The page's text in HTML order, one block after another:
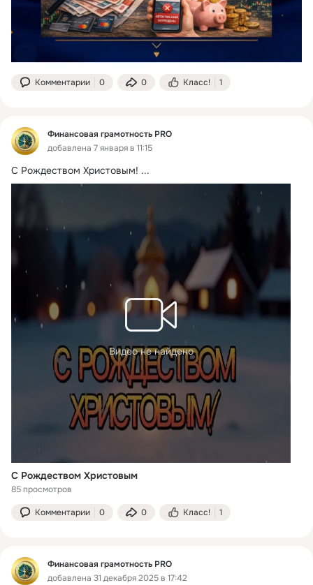
Комментарии 0 0 Класс! 1
Финансовая грамотность PRO
добавлена 7 января в 11:15
С Рождеством Христовым! ...
Видео не найдено
С Рождеством Христовым
85 просмотров
Комментарии 0 0 Класс! 1
Финансовая грамотность PRO
добавлена 31 декабря 2025 в 17:42